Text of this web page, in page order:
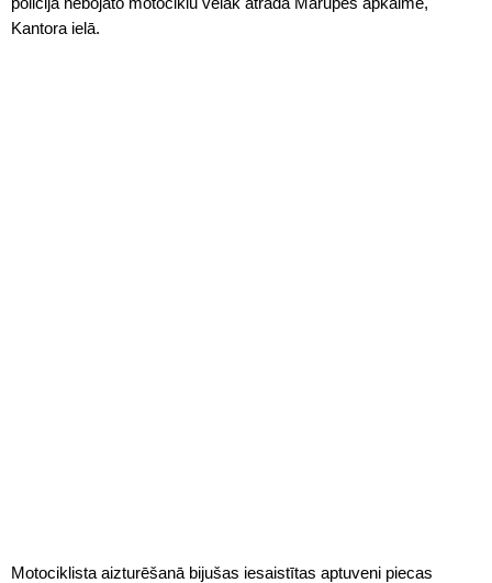
Kantora ielā.
Motociklista aizturēšanā bijušas iesaistītas aptuveni piecas